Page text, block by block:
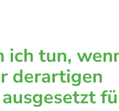
ich tun,
derartigen